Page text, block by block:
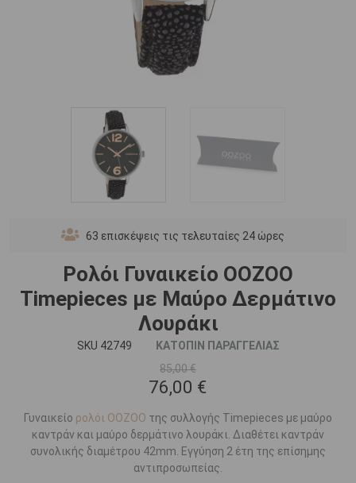
63 επισκέψεις τις τελευταίες 24 ώρες
Ρολόι Γυναικείο OOZOO
Timepieces με Μαύρο Δερμάτινο
Λουράκι
SKU 42749
ΚΑΤΟΠΙΝ ΠΑΡΑΓΓΕΛΙΑΣ
85,00 €
76,00 €
Γυναικείο ρολόι OOZOO της συλλογής Timepieces με μαύρο
καντράν και μαύρο δερμάτινο λουράκι. Διαθέτει καντράν
συνολικής διαμέτρου 42mm. Εγγύηση 2 έτη της επίσημης
αντιπροσωπείας.